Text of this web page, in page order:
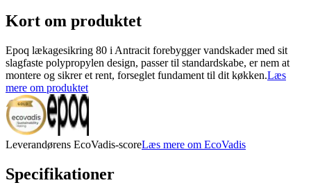
Kort om produktet
Epoq lækagesikring 80 i Antracit forebygger vandskader med sit
slagfaste polypropylen design, passer til standardskabe, er nem at
montere og sikrer et rent, forseglet fundament til dit køkken.Læs
mere om produktet
Leverandørens EcoVadis-scoreLæs mere om EcoVadis
Specifikationer